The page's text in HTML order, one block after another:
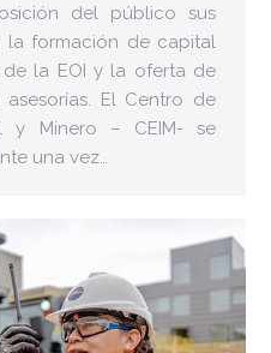
del público sus
formación de capital
la EOI y la oferta de
El Centro de
y Minero – CEIM- se
una vez…